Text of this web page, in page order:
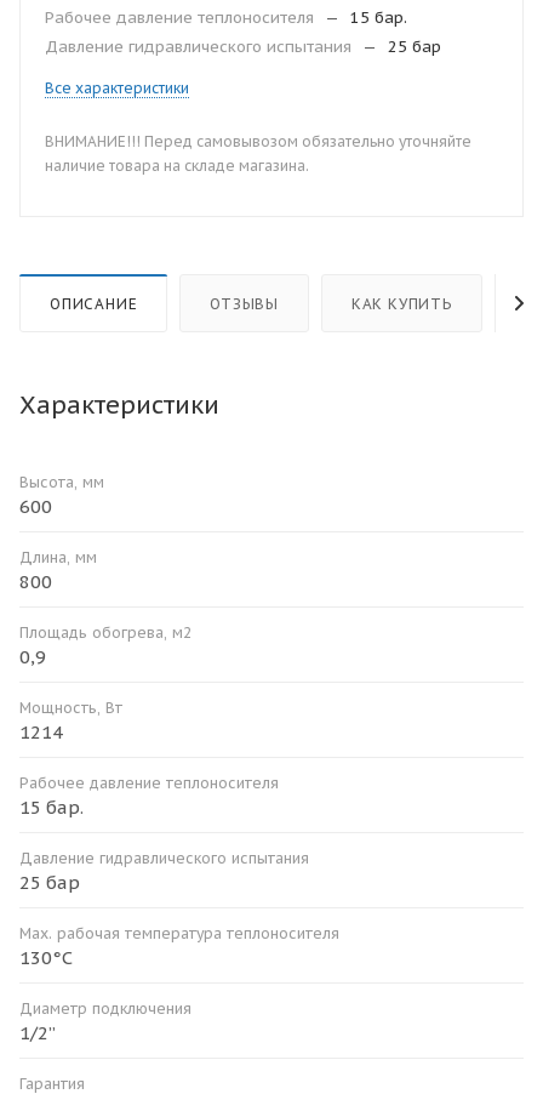
Рабочее давление теплоносителя
—
15 бар.
Давление гидравлического испытания
— 25 бар
Все характеристики
ВНИМАНИЕ!!! Перед самовывозом обязательно уточняйте
наличие товара на складе магазина.
ОПИСАНИЕ ОТЗЫВЫ КАК КУПИТЬ
Характеристики
Высота, мм
600
Длина, мм
800
Площадь обогрева, м2
0,9
Мощность, Вт
1214
Рабочее давление теплоносителя
15 бар.
Давление гидравлического испытания
25 бар
Мax. рабочая температура теплоносителя
130°С
Диаметр подключения
1/2”
Гарантия